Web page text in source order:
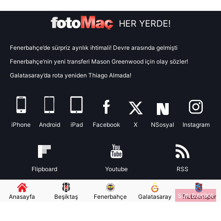
toplumu hizmetlerinin sunulması amacıyla
kullanılmaktadır. Diğer çerezler, sitemizin daha işlevsel
reklam/pazarlama faaliyetlerinin yapılması, amaçlarıyla
sınırlı olarak açık rızanız dahilinde kullanılacaktır.
vasıtasıyla belirleyebilirsiniz. Çerezlere ilişkin detaylı bilgi
için Ayarlar butonuna tıklayabilir,
Çerez Bilgilendirme
hazırlanmış Aydınlatma Metnimizi okumak ve sitemizde
ilgili mevzuata uygun olarak kullanılan çerezlerle ilgili bilgi
SON DAKİKA
HER YERDE!
Fenerbahçe’de sürpriz ayrılık ihtimali! Devre arasında gelmişti
Fenerbahçe’nin yeni transferi Mason Greenwood için olay sözler!
Galatasaray’da rota yeniden Thiago Almada!
iPhone Android iPad Facebook X NSosyal Instagram
Flipboard Youtube RSS
Anasayfa Beşiktaş Fenerbahçe Galatasaray Trabzonspor